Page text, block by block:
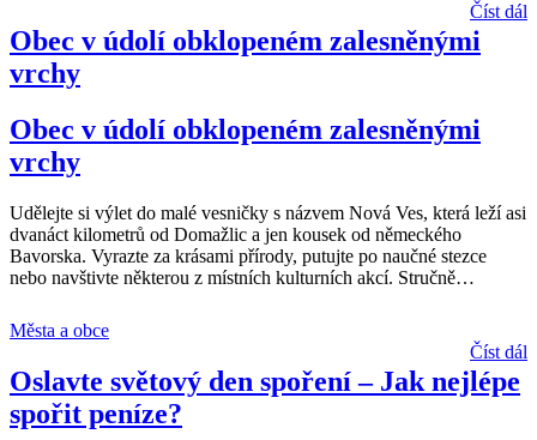
Číst dál
Obec v údolí obklopeném zalesněnými
vrchy
Obec v údolí obklopeném zalesněnými
vrchy
Udělejte si výlet do malé vesničky s názvem Nová Ves, která leží asi
dvanáct kilometrů od Domažlic a jen kousek od německého
Bavorska. Vyrazte za krásami přírody, putujte po naučné stezce
nebo navštivte některou z místních kulturních akcí. Stručně…
Města a obce
Číst dál
Oslavte světový den spoření – Jak nejlépe
spořit peníze?